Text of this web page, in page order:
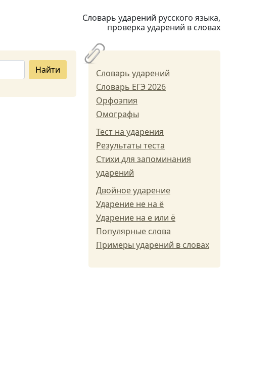
Словарь ударений русского языка,
проверка ударений в словах
Найти
Словарь ударений
Словарь ЕГЭ 2026
Орфоэпия
Омографы
Тест на ударения
Результаты теста
Стихи для запоминания
ударений
Двойное ударение
Ударение не на ё
Ударение на е или ё
Популярные слова
Примеры ударений в словах